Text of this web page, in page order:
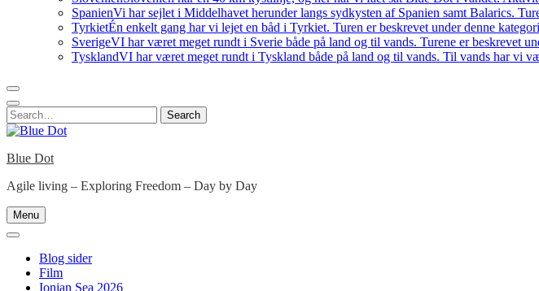
SpanienVi har sejlet i Middelhavet herunder langs sydkysten af Spanien samt Balarics.
TyrkietÉn enkelt gang har vi lejet en båd i Tyrkiet. Turen er beskrevet under denne
SverigeVI har været meget rundt i Sverie både på land og til vands. Turene er beskrevet
TysklandVI har været meget rundt i Tyskland både på land og til vands. Til vands har vi
Search
for:
Search
Blue Dot
Agile living – Exploring Freedom – Day by Day
Menu
Blog sider
Film
Ionian Sea 2026